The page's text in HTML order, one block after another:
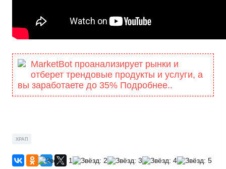
MarketBot проанализирует рынки и
отберет трендовые продукты и услуги, а
вы заработаете до 35% Подробнее..
ХРАП